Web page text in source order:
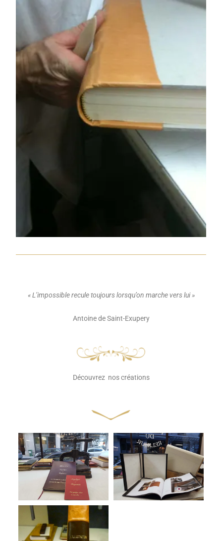
« L’impossible recule toujours lorsqu’on marche vers lui »
Antoine de Saint-Exupery
Découvrez nos créations